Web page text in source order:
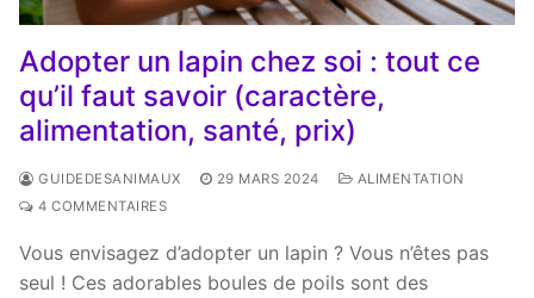
Adopter un lapin chez soi : tout ce
qu’il faut savoir (caractère,
alimentation, santé, prix)
GUIDEDESANIMAUX 29 MARS 2024
ALIMENTATION
4 COMMENTAIRES
Vous envisagez d’adopter un lapin ? Vous n’êtes pas
seul ! Ces adorables boules de poils sont des